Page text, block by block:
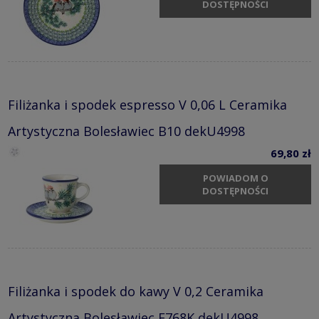
DOSTĘPNOŚCI
Filiżanka i spodek espresso V 0,06 L Ceramika
Artystyczna Bolesławiec B10 dekU4998
69,80 zł
POWIADOM O
DOSTĘPNOŚCI
Filiżanka i spodek do kawy V 0,2 Ceramika